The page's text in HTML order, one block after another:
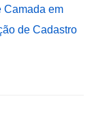
Camada em
de Cadastro